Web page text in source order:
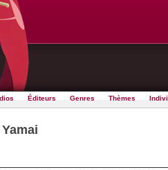
Éditeurs Genres Thèmes